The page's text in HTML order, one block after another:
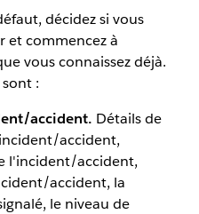
décidez si vous
et commencez à
vous connaissez déjà.
:
accident. Détails de
accident,
l'incident/accident,
accident, la
le niveau de